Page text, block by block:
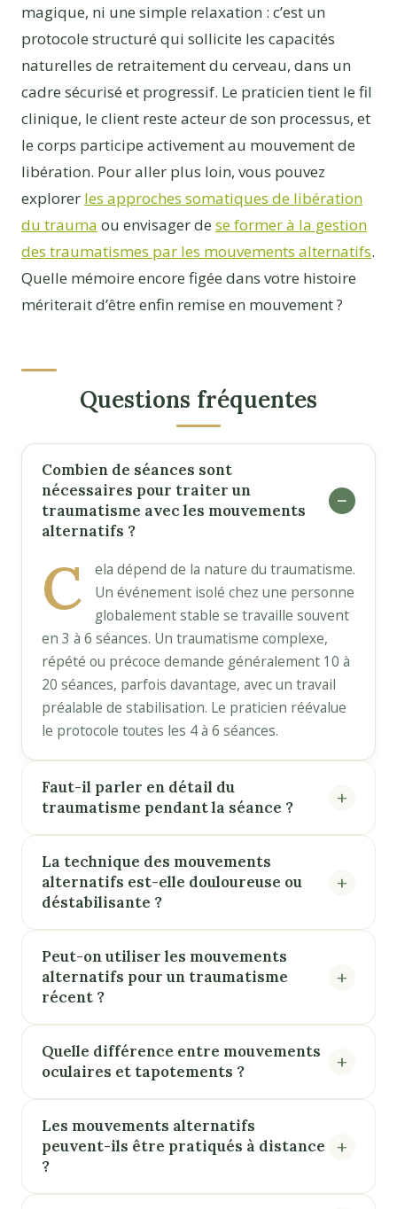
magique, ni une simple relaxation : c’est un
protocole structuré qui sollicite les capacités
naturelles de retraitement du cerveau, dans un
cadre sécurisé et progressif. Le praticien tient le fil
clinique, le client reste acteur de son processus, et
le corps participe activement au mouvement de
libération. Pour aller plus loin, vous pouvez
explorer les approches somatiques de libération
du trauma ou envisager de se former à la gestion
des traumatismes par les mouvements alternatifs.
Quelle mémoire encore figée dans votre histoire
mériterait d’être enfin remise en mouvement ?
Questions fréquentes
Combien de séances sont
nécessaires pour traiter un
traumatisme avec les mouvements
alternatifs ?
C
ela dépend de la nature du traumatisme.
Un événement isolé chez une personne
globalement stable se travaille souvent
en 3 à 6 séances. Un traumatisme complexe,
répété ou précoce demande généralement 10 à
20 séances, parfois davantage, avec un travail
préalable de stabilisation. Le praticien réévalue
le protocole toutes les 4 à 6 séances.
Faut-il parler en détail du
traumatisme pendant la séance ?
La technique des mouvements
alternatifs est-elle douloureuse ou
déstabilisante ?
Peut-on utiliser les mouvements
alternatifs pour un traumatisme
récent ?
Quelle différence entre mouvements
oculaires et tapotements ?
Les mouvements alternatifs
peuvent-ils être pratiqués à distance
?